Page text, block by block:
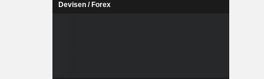
Devisen / Forex